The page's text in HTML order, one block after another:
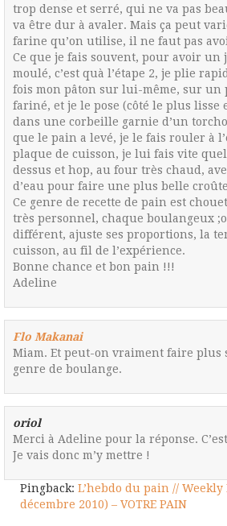
trop dense et serré, qui ne va pas
va être dur à avaler. Mais ça peut
farine qu’on utilise, il ne faut pas
Ce que je fais souvent, pour avoir un
moulé, c’est quà l’étape 2, je plie
fois mon pâton sur lui-même, sur un
fariné, et je le pose (côté le plus lisse
dans une corbeille garnie d’un
que le pain a levé, je le fais rouler à
plaque de cuisson, je lui fais vite
dessus et hop, au four très chaud,
d’eau pour faire une plus belle
Ce genre de recette de pain est
très personnel, chaque boulangeux
différent, ajuste ses proportions, la
cuisson, au fil de l’expérience.
Bonne chance et bon pain !!!
Adeline
Flo Makanai
Miam. Et peut-on vraiment faire plus
genre de boulange.
oriol
Merci à Adeline pour la réponse.
Je vais donc m’y mettre !
Pingback: L’hebdo du pain // Weekly
décembre 2010) – VOTRE PAIN